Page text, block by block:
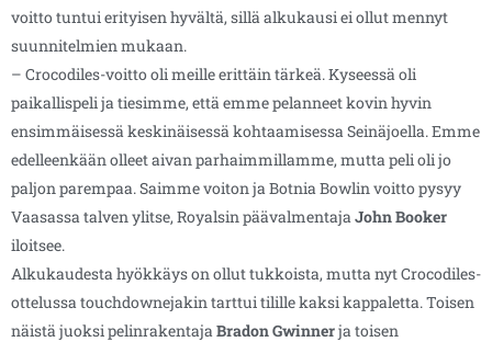
voitto tuntui erityisen hyvältä, sillä alkukausi ei ollut mennyt
suunnitelmien mukaan.
– Crocodiles-voitto oli meille erittäin tärkeä. Kyseessä oli
paikallispeli ja tiesimme, että emme pelanneet kovin hyvin
ensimmäisessä keskinäisessä kohtaamisessa Seinäjoella. Emme
edelleenkään olleet aivan parhaimmillamme, mutta peli oli jo
paljon parempaa. Saimme voiton ja Botnia Bowlin voitto pysyy
Vaasassa talven ylitse, Royalsin päävalmentajaJohnBooker
iloitsee.
Alkukaudesta hyökkäys on ollut tukkoista, mutta nyt Crocodiles-
ottelussa touchdownejakin tarttui tilille kaksi kappaletta. Toisen
näistä juoksi pelinrakentajaBradon Gwinnerja toisen